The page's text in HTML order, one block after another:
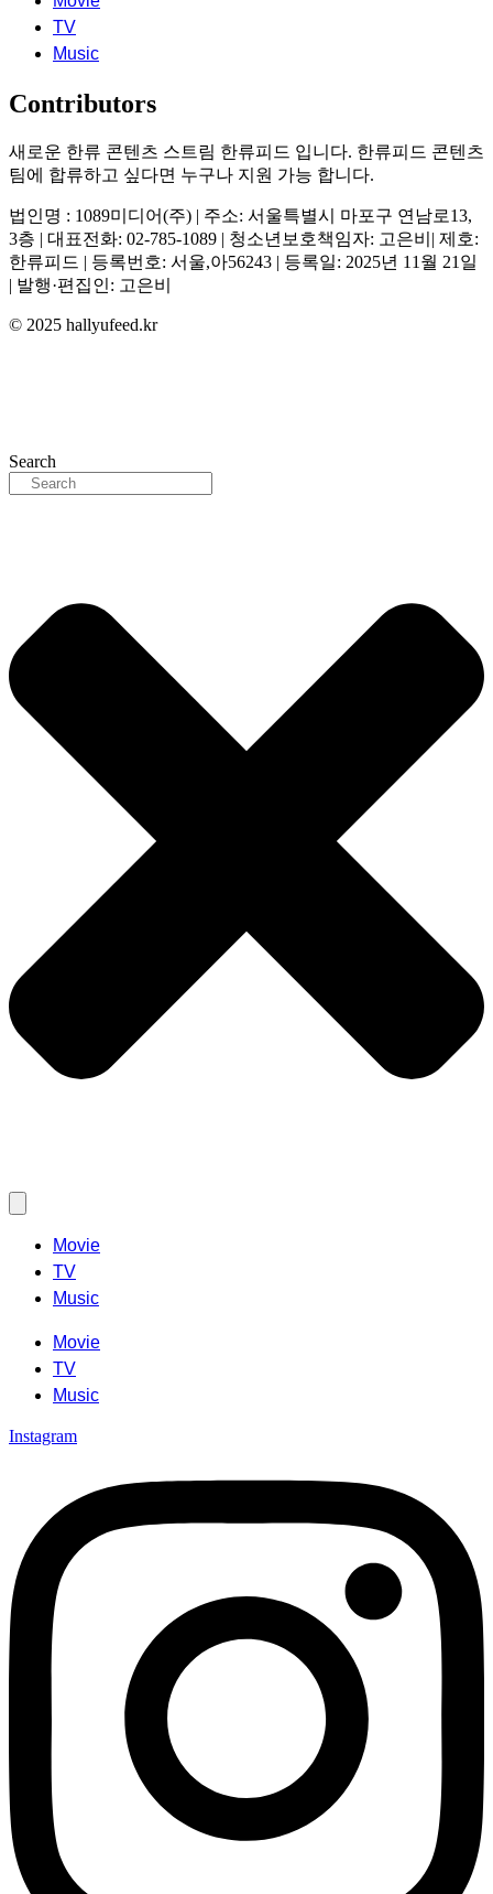
TV
Music
Contributors
새로운 한류 콘텐츠 스트림 한류피드 입니다. 한류피드 콘텐츠
팀에 합류하고 싶다면 누구나 지원 가능 합니다.
법인명 : 1089미디어(주) | 주소: 서울특별시 마포구 연남로13,
3층 | 대표전화: 02-785-1089 | 청소년보호책임자: 고은비| 제호:
한류피드 | 등록번호: 서울,아56243 | 등록일: 2025년 11월 21일
| 발행·편집인: 고은비
© 2025 hallyufeed.kr
Search
Movie
TV
Music
Movie
TV
Music
Instagram